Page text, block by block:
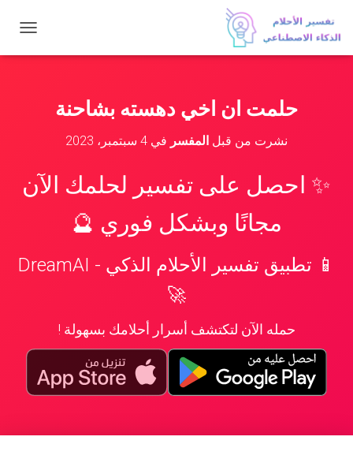
ب
ل
حلمت ان اخي دهسته بشاحنة
نشرت من قبل المفسر في 4 سبتمبر، 2023
✨ احصل على تفسير لحلمك الآن
مجانًا وبشكل فوري 🔮
📱 تطبيق تفسير الأحلام الذكي - DreamAI
🚀
حمله الآن لتكتشف أسرار أحلامك بسهولة !